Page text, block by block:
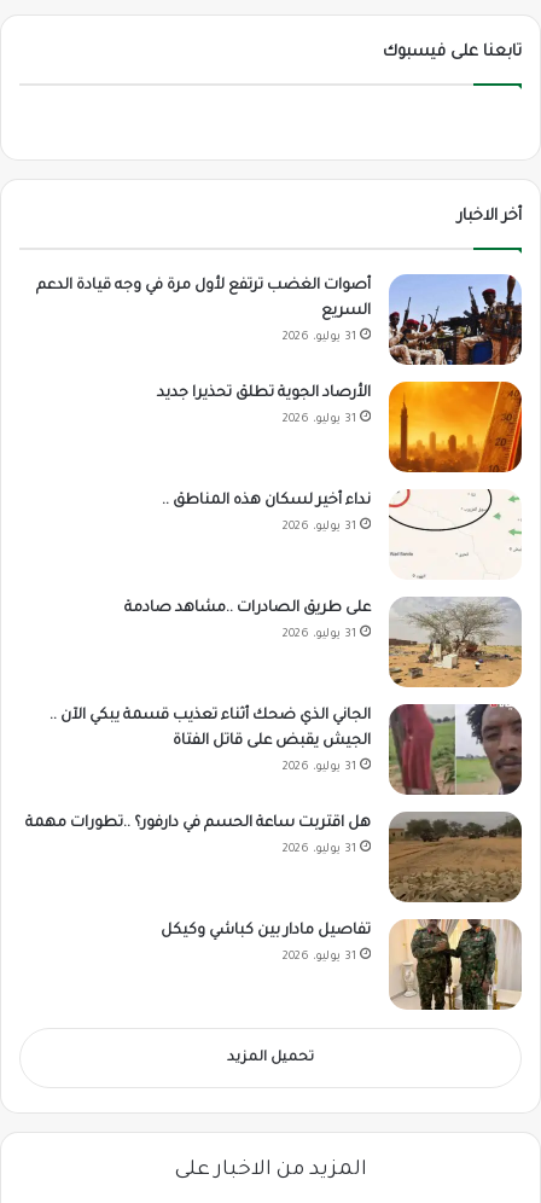
تابعنا على فيسبوك
أخر الاخبار
أصوات الغضب ترتفع لأول مرة في وجه قيادة الدعم
السريع
31 يوليو، 2026
الأرصاد الجوية تطلق تحذيرا جديد
31 يوليو، 2026
نداء أخير لسكان هذه المناطق ..
31 يوليو، 2026
على طريق الصادرات ..مشاهد صادمة
31 يوليو، 2026
الجاني الذي ضحك أثناء تعذيب قسمة يبكي الآن ..
الجيش يقبض على قاتل الفتاة
31 يوليو، 2026
هل اقتربت ساعة الحسم في دارفور؟ ..تطورات مهمة
31 يوليو، 2026
تفاصيل مادار بين كباشي وكيكل
31 يوليو، 2026
تحميل المزيد
المزيد من الاخبار على